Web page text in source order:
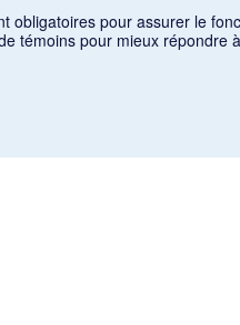
obligatoires pour assurer le
témoins pour mieux répondre